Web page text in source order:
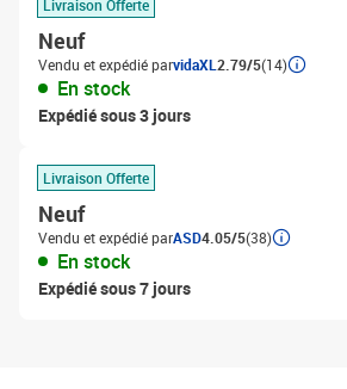
Livraison Offerte
Neuf
Vendu et expédié parvidaXL 2.79/5(14)
En stock
Expédié sous 3 jours
Livraison Offerte
Neuf
Vendu et expédié parASD4.05/5(38)
En stock
Expédié sous 7 jours